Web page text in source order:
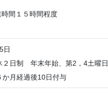
間１５時間程度
日
２日制 年末年始、第2，4土曜日
か月経過後10日付与